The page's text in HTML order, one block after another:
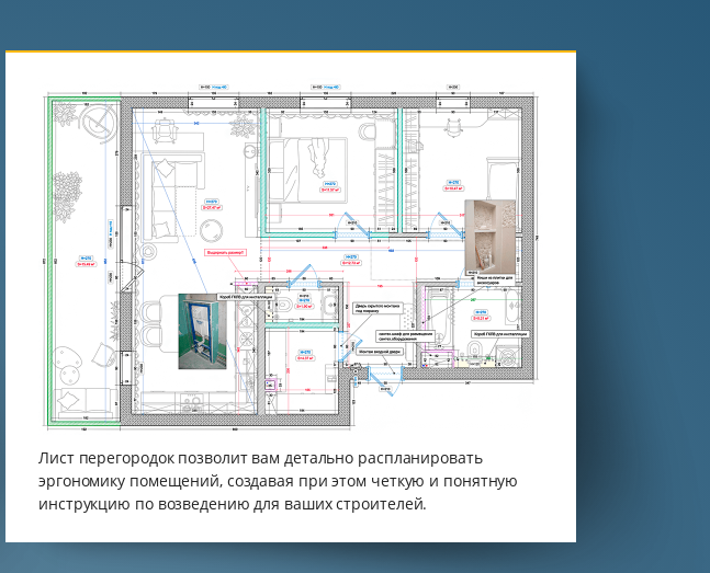
Лист перегородок позволит вам детально распланировать
эргономику помещений, создавая при этом четкую и понятную
инструкцию по возведению для ваших строителей.